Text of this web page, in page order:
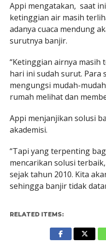
Appi mengatakan, saat
ketinggian air masih
adanya cuaca mendung
surutnya banjir.
“Ketinggian airnya masih
hari ini sudah surut. Para
mengungsi mudah-
rumah melihat dan
Appi menjanjikan solusi
akademisi.
“Tapi yang terpenting
mencarikan solusi
sejak tahun 2010. Kita
sehingga banjir tidak
RELATED ITEMS: